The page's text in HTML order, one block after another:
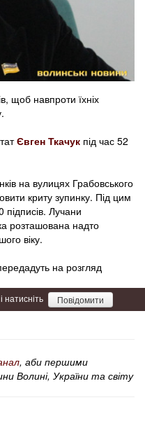
щоб навпроти їхніх
Євген Ткачук під час 52
на вулицях Грабовського
криту зупинку. Під цим
Лучани
розташована надто
віку.
на розгляд
натисніть Повідомити
, аби першими
Волині, України та світу